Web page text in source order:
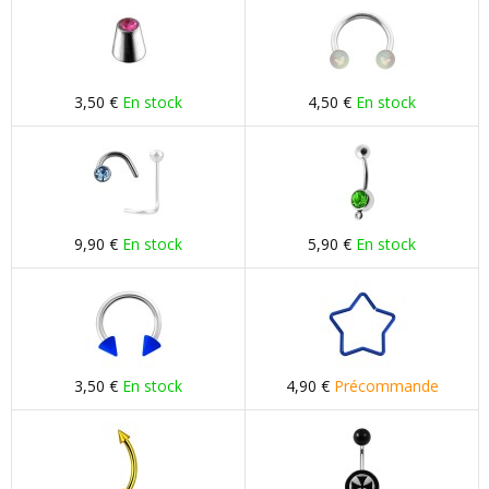
3,50 € En stock 4,50 € En stock
9,90 € En stock 5,90 € En stock
3,50 € En stock 4,90 € Précommande